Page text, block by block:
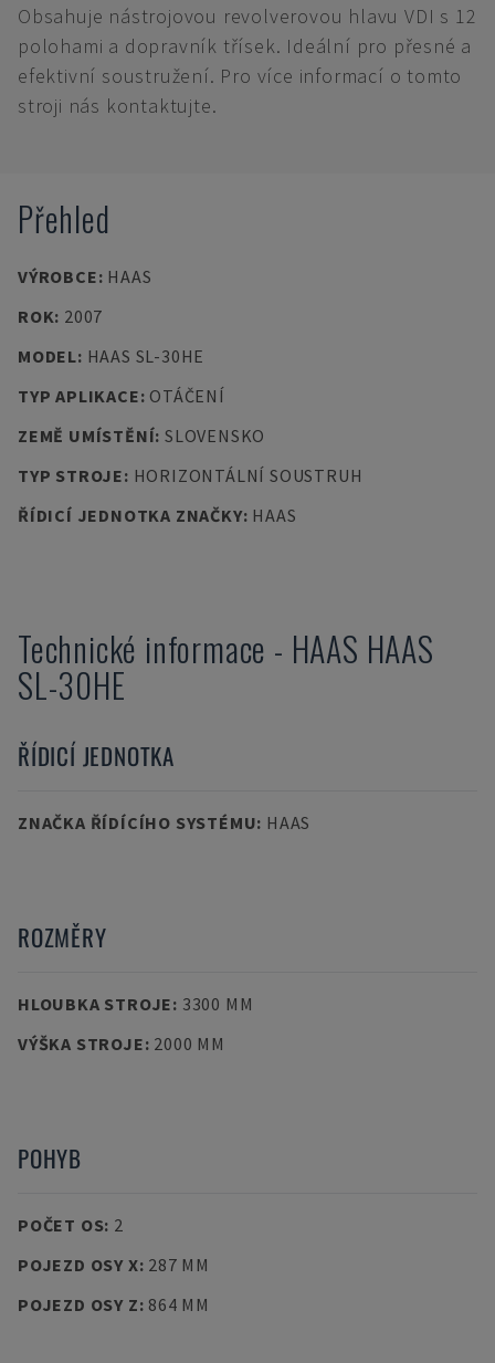
Obsahuje nástrojovou revolverovou hlavu VDI s 12
polohami a dopravník třísek. Ideální pro přesné a
efektivní soustružení. Pro více informací o tomto
stroji nás kontaktujte.
Přehled
VÝROBCE: HAAS
ROK: 2007
MODEL: HAAS SL-30HE
TYP APLIKACE: OTÁČENÍ
ZEMĚ UMÍSTĚNÍ: SLOVENSKO
TYP STROJE: HORIZONTÁLNÍ SOUSTRUH
ŘÍDICÍ JEDNOTKA ZNAČKY: HAAS
Technické informace - HAAS HAAS
SL-30HE
ŘÍDICÍ JEDNOTKA
ZNAČKA ŘÍDÍCÍHO SYSTÉMU: HAAS
ROZMĚRY
HLOUBKA STROJE: 3300 MM
VÝŠKA STROJE: 2000 MM
POHYB
POČET OS: 2
POJEZD OSY X: 287 MM
POJEZD OSY Z: 864 MM